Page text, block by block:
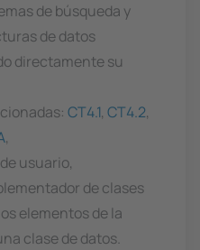
de búsqueda y
de datos
directamente su
CT4.1, CT4.2,
,
usuario,
de clases
elementos de la
clase de datos.